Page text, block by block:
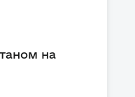
на